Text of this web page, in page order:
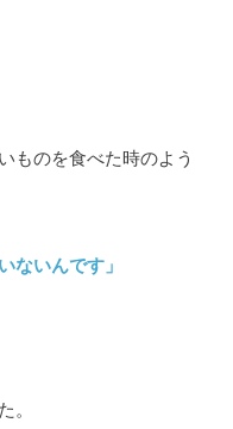
ものを食べた時のよう
ないんです」
。